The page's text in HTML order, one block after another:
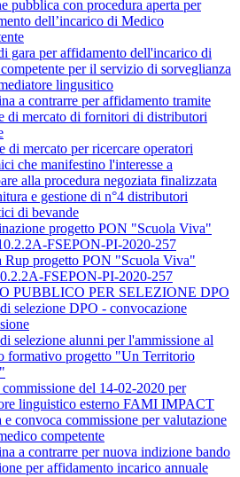
pubblica con procedura aperta per
dell’incarico di Medico
gara per affidamento dell'incarico di
per il servizio di sorveglianza
lingusitico
a contrarre per affidamento tramite
di mercato di fornitori di distributori
di mercato per ricercare operatori
che manifestino l'interesse a
alla procedura negoziata finalizzata
e gestione di n°4 distributori
di bevande
progetto PON "Scuola Viva"
FSEPON-PI-2020-257
Rup progetto PON "Scuola Viva"
FSEPON-PI-2020-257
PUBBLICO PER SELEZIONE DPO
selezione DPO - convocazione
selezione alunni per l'ammissione al
formativo progetto "Un Territorio
commissione del 14-02-2020 per
linguistico esterno FAMI IMPACT
e convoca commissione per valutazione
competente
a contrarre per nuova indizione bando
per affidamento incarico annuale